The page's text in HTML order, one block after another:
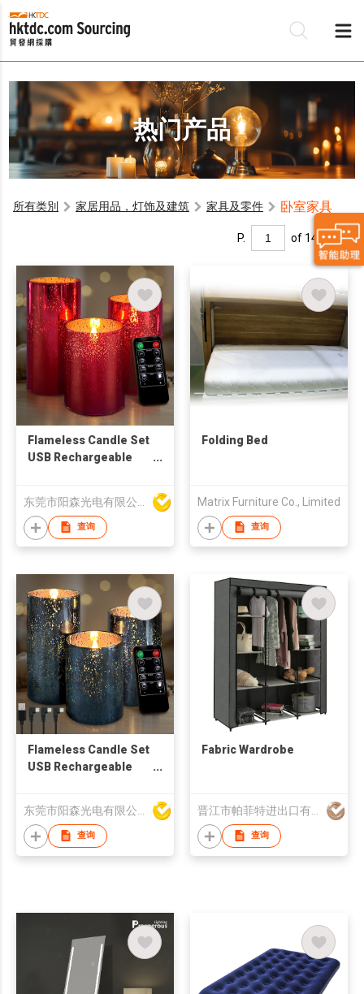
热门产品
所有类別 家居用品，灯饰及建筑 家具及零件 卧室家具
P. of 14
Flameless Candle Set
USB Rechargeable
Candles Light With
Timer and Dimmer
Christmas Decoration
查询
Folding Bed
Matrix Furniture Co., Limited
查询
Flameless Candle Set
USB Rechargeable
Candles Light With
Timer and Dimmer
Christmas Decoration
查询
Fabric Wardrobe
查询